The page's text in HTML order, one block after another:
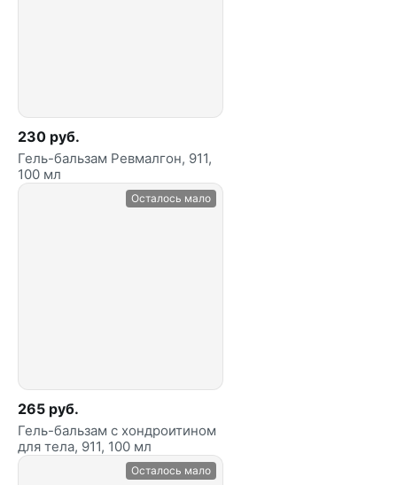
230 руб.
Гель-бальзам Ревмалгон, 911,
100 мл
Осталось мало
265 руб.
Гель-бальзам с хондроитином
для тела, 911, 100 мл
Осталось мало